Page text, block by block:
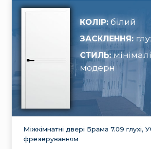
КОЛІР: білий
ЗАСКЛЕННЯ:
СТИЛЬ:
модерн
Міжкімнатні двері Брама 7.09 глухі,
фрезеруванням